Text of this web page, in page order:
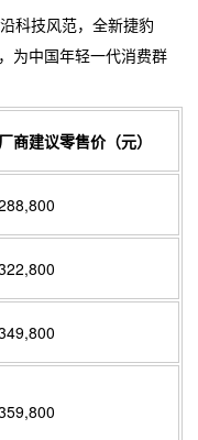
科技风范，全新捷豹
为中国年轻一代消费群
厂商建议零售价（元）